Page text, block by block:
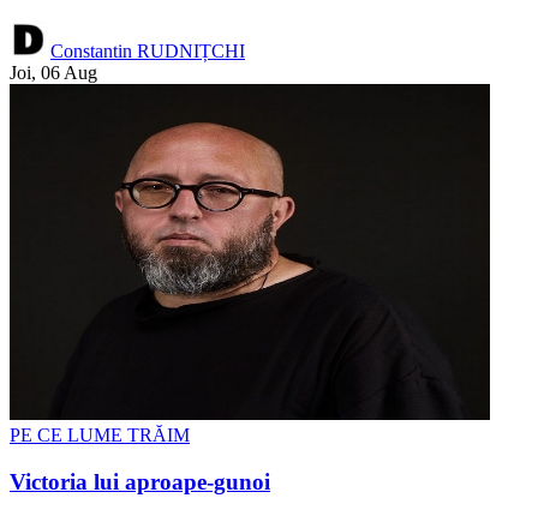
Constantin RUDNIȚCHI
Joi, 06 Aug
PE CE LUME TRĂIM
Victoria lui aproape-gunoi